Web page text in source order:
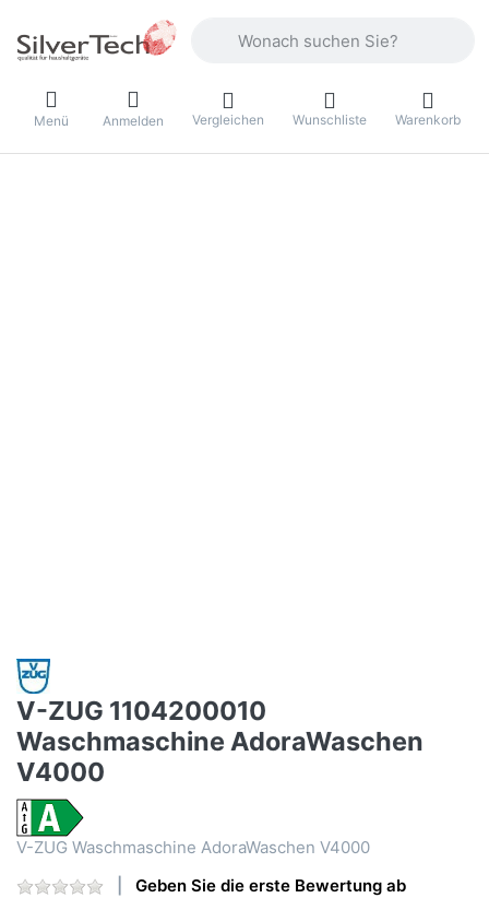
Menü Anmelden Vergleichen Wunschliste Warenkorb
V-ZUG 1104200010
Waschmaschine AdoraWaschen
V4000
V-ZUG Waschmaschine AdoraWaschen V4000
Geben Sie die erste Bewertung ab